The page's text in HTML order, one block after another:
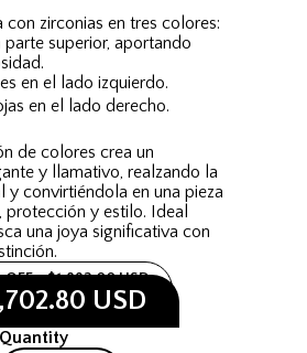
con zirconias en tres colores:
parte superior, aportando
en el lado izquierdo.
en el lado derecho.
de colores crea un
y llamativo, realzando la
y convirtiéndola en una pieza
protección y estilo. Ideal
una joya significativa con
OFF $1,892.00 USD
USD
Quantity